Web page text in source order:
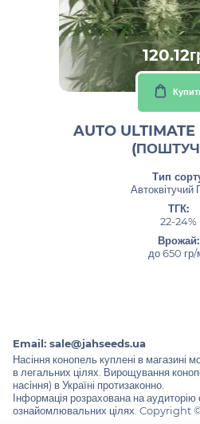
AUTO
Тип
Автоквітучий
ТГК:
22-24%
Врожай:
до 650 гр/
Email: sale@jahseeds.ua
Насіння конопель куплені в магазині
в легальних цілях. Вирощування
насіння) в Україні протизаконно.
Інформація розрахована на аудиторію
ознайомлювальних цілях. Copyright